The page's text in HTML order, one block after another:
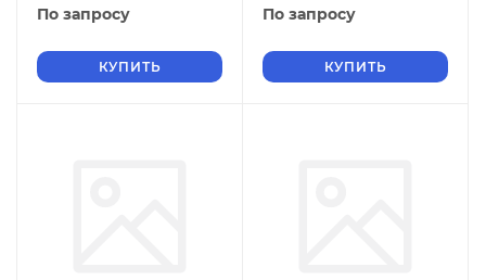
По запросу
КУПИТЬ
По запросу
КУПИТЬ